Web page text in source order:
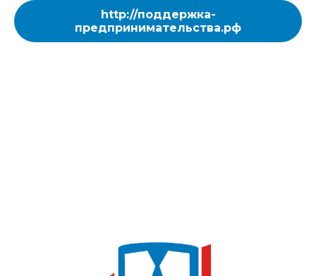
http://поддержка-
предпринимательства.рф